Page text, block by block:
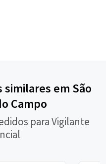
em São
Campo
para Vigilante